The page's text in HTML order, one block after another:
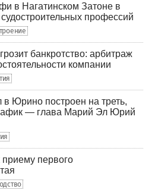
в Нагатинском Затоне в
профессий
банкротство: арбитраж
компании
в Юрино построен на треть,
— глава Марий Эл Юрий
приему первого